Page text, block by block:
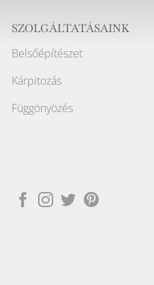
SZOLGÁLTATÁSAINK
Belsőépítészet
Kárpitozás
Függönyözés